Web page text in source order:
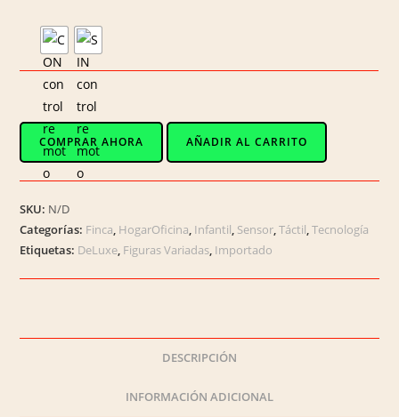
5032
/
3D
COMPRAR AHORA AÑADIR AL CARRITO
SKU: N/D
Categorías: Finca, HogarOficina, Infantil, Sensor,Táctil,Tecnología
Etiquetas: DeLuxe, Figuras Variadas, Importado
DESCRIPCIÓN
INFORMACIÓN ADICIONAL